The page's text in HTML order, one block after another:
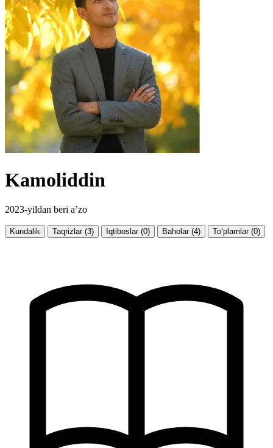
Kamoliddin
2023-yildan beri a’zo
Kundalik Taqrizlar (3) Iqtiboslar (0) Baholar (4) To‘plamlar (0)